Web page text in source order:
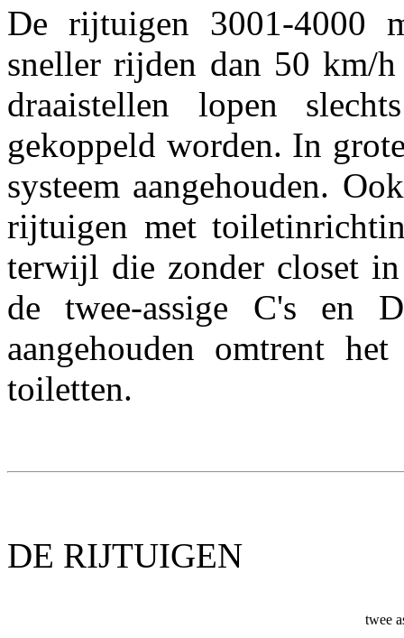
De rijtuigen 3001-4000
sneller rijden dan 50 km/
draaistellen lopen
gekoppeld worden. In
systeem aangehouden.
rijtuigen met
terwijl die zonder closet
de twee-assige C's en
aangehouden omtrent
toiletten.
DE RIJTUIGEN
twee